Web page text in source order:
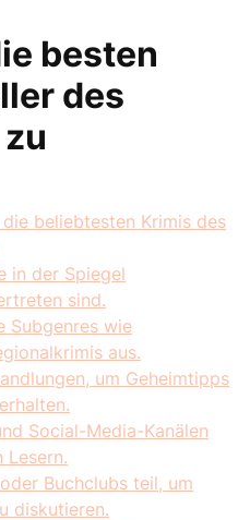
besten
des
beliebtesten Krimis des
in der Spiegel
sind.
Subgenres wie
aus.
um Geheimtipps
Social-Media-Kanälen
Lesern.
Buchclubs teil, um
diskutieren.